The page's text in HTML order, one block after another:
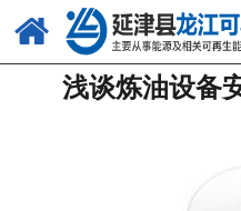
浅谈炼油设备